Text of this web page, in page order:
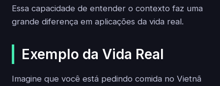
Essa capacidade de entender o contexto faz uma
grande diferença em aplicações da vida real.
Exemplo da Vida Real
Imagine que você está pedindo comida no Vietnã